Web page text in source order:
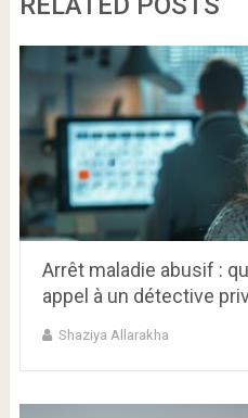
Arrêt maladie abusif :
appel à un détective
Shaziya Allarakha